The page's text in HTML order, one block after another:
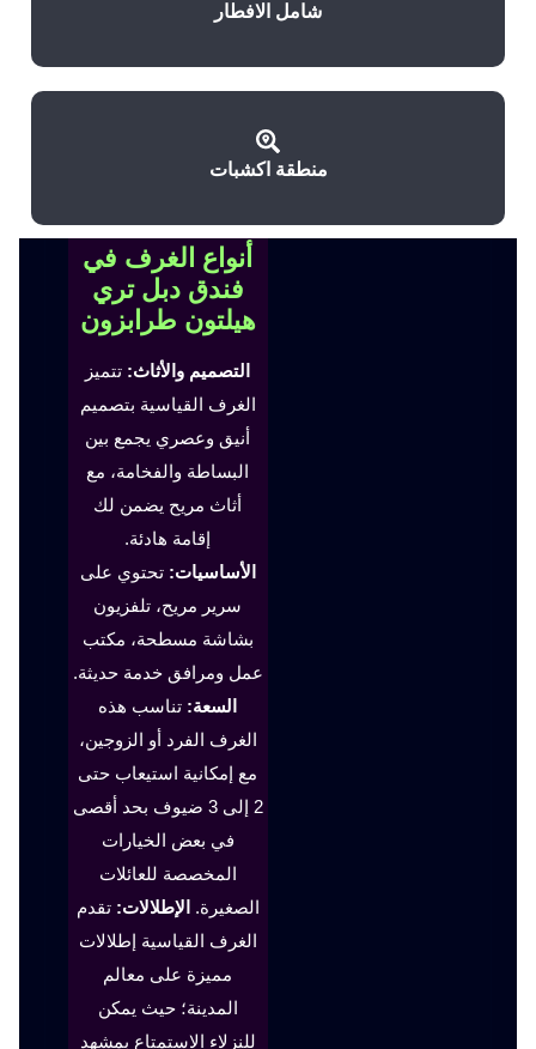
شامل الافطار
منطقة اكشبات
أنواع الغرف في
فندق دبل تري
هيلتون طرابزون
التصميم والأثاث: تتميز
الغرف القياسية بتصميم
أنيق وعصري يجمع بين
البساطة والفخامة، مع
أثاث مريح يضمن لك
إقامة هادئة.
الأساسيات: تحتوي على
سرير مريح، تلفزيون
بشاشة مسطحة، مكتب
عمل ومرافق خدمة حديثة.
السعة: تناسب هذه
الغرف الفرد أو الزوجين،
مع إمكانية استيعاب حتى
2 إلى 3 ضيوف بحد أقصى
في بعض الخيارات
المخصصة للعائلات
الصغيرة. الإطلالات: تقدم
الغرف القياسية إطلالات
مميزة على معالم
المدينة؛ حيث يمكن
للنزلاء الاستمتاع بمشهد